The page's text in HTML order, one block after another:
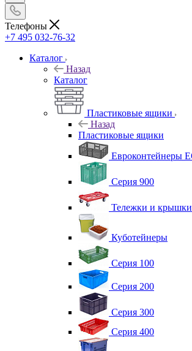
Телефоны
+7 495 032-76-32
Каталог
Назад
Каталог
Пластиковые ящики
Назад
Пластиковые ящики
Евроконтейнеры
Серия 900
Тележки и
Куботейнеры
Серия 100
Серия 200
Серия 300
Серия 400